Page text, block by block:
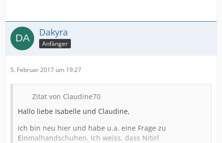
Dakyra
Anfänger
5. Februar 2017 um 19:27
Zitat von Claudine70
Hallo liebe Isabelle und Claudine,
ich bin neu hier und habe u.a. eine Frage zu
Einmalhandschuhen. Ich weiss, dass Nitirl